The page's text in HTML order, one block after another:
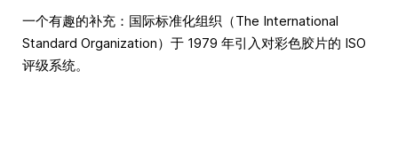
一个有趣的补充：国际标准化组织（The International
Standard Organization）于 1979 年引入对彩色胶片的 ISO
评级系统。